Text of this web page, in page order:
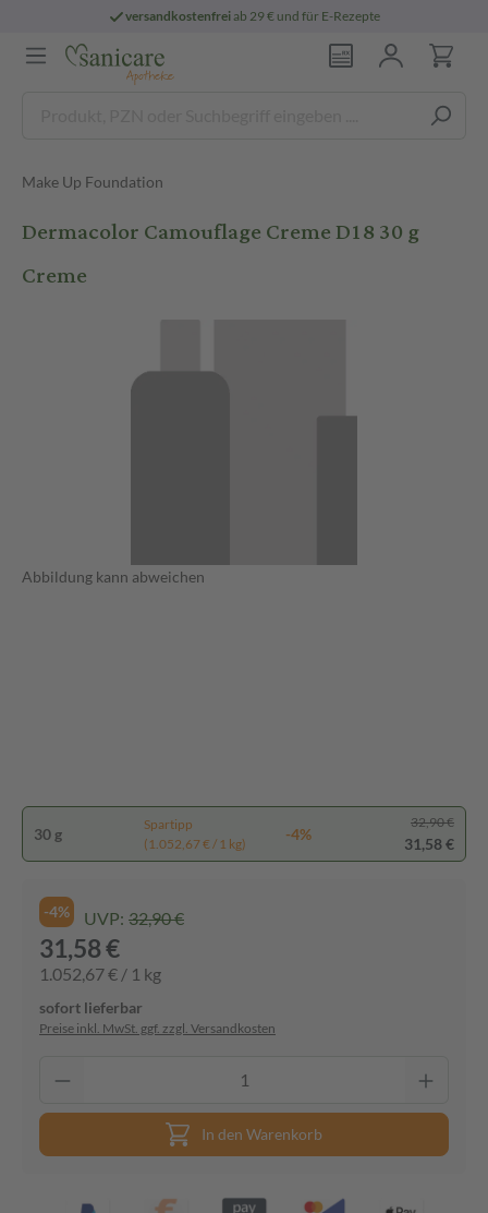
versandkostenfreiab 29 € und für E-Rezepte
Make Up Foundation
Dermacolor Camouflage Creme D18 30 g
Creme
Abbildung kann abweichen
30 g
Spartipp
(1.052,67 € / 1 kg)
-4%
32,90 €
31,58 €
-4% UVP: 32,90 €
31,58 €
1.052,67 € / 1 kg
sofort lieferbar
Preise inkl. MwSt. ggf. zzgl. Versandkosten
In den Warenkorb